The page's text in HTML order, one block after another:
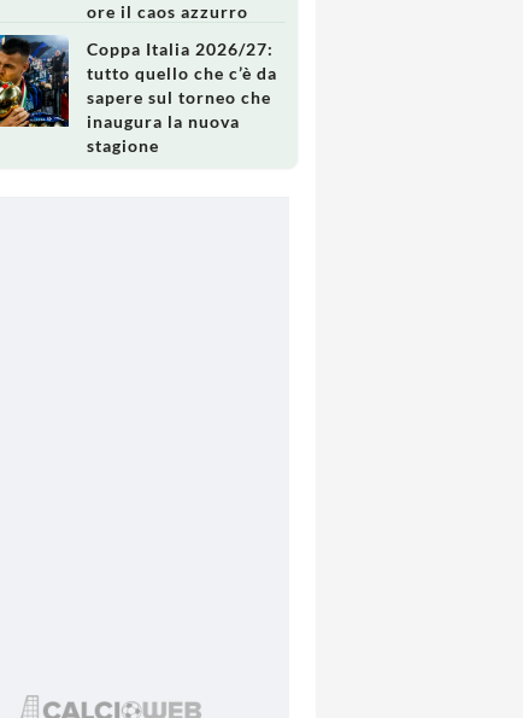
ore il caos azzurro
Coppa Italia 2026/27:
tutto quello che c’è da
sapere sul torneo che
inaugura la nuova
stagione